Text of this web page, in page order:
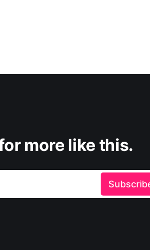
more like this.